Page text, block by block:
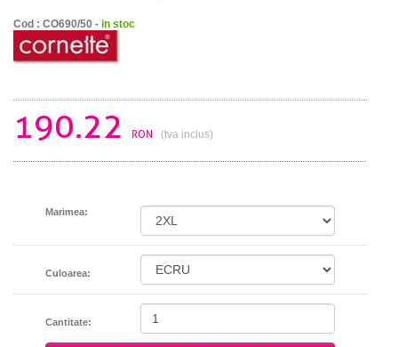
Cod : CO690/50 - in stoc
190.22 RON (tva inclus)
Marimea:
Culoarea:
Cantitate: